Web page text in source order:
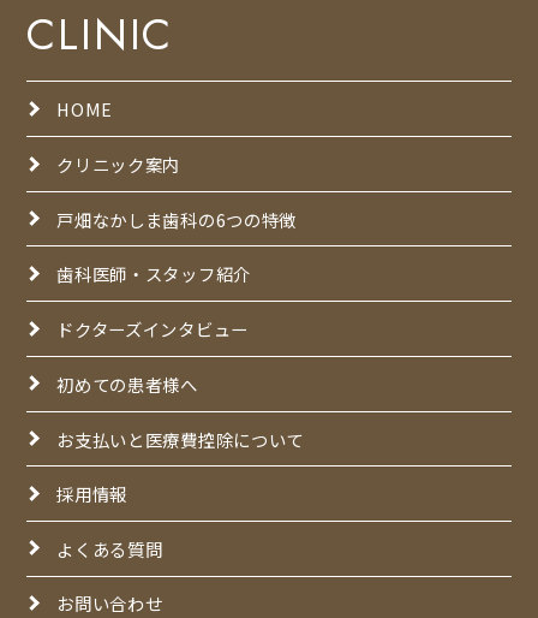
CLINIC
HOME
クリニック案内
戸畑なかしま歯科の6つの特徴
歯科医師・スタッフ紹介
ドクターズインタビュー
初めての患者様へ
お支払いと医療費控除について
採用情報
よくある質問
お問い合わせ